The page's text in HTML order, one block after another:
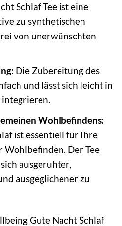
Schlaf Tee ist eine
zu synthetischen
von unerwünschten
Die Zubereitung des
und lässt sich leicht in
Wohlbefindens:
ist essentiell für Ihre
Wohlbefinden. Der Tee
ausgeruhter,
ausgeglichener zu
Gute Nacht Schlaf